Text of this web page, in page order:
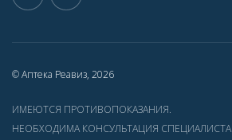
© Аптека Реавиз, 2026
ИМЕЮТСЯ ПРОТИВОПОКАЗАНИЯ.
НЕОБХОДИМА КОНСУЛЬТАЦИЯ СПЕЦИАЛИСТА